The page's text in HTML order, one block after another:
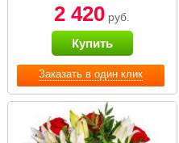
Заказать в один клик
2 420 руб.
Купить